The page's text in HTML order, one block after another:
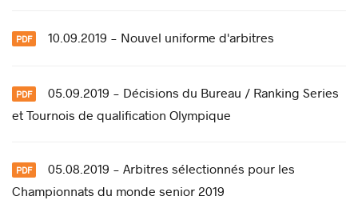
10.09.2019 - Nouvel uniforme d'arbitres
05.09.2019 - Décisions du Bureau / Ranking Series
et Tournois de qualification Olympique
05.08.2019 - Arbitres sélectionnés pour les
Championnats du monde senior 2019